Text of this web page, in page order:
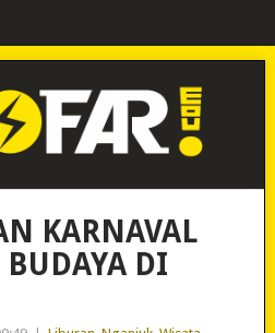
KARNAVAL
DI